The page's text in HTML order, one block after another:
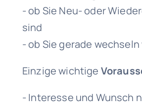
- ob Sie Neu- oder
sind
- ob Sie gerade
Einzige wichtige
- Interesse und Wunsch